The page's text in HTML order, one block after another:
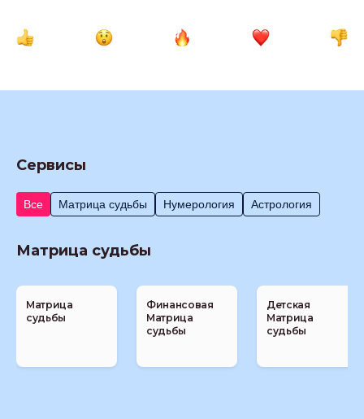
Сервисы
Все Матрица судьбы Нумерология Астрология
Матрица судьбы
Матрица
судьбы
Финансовая
Матрица
судьбы
Детская
Матрица
судьбы